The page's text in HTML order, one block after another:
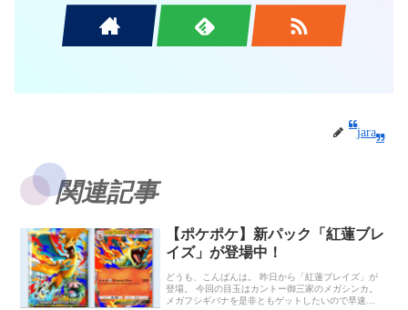
jara
関連記事
【ポケポケ】新パック「紅蓮ブレ
イズ」が登場中！
どうも、こんばんは。 昨日から「紅蓮ブレイズ」が
登場。 今回の目玉はカントー御三家のメガシンカ。
メガフシギバナを是非ともゲットしたいので早速引